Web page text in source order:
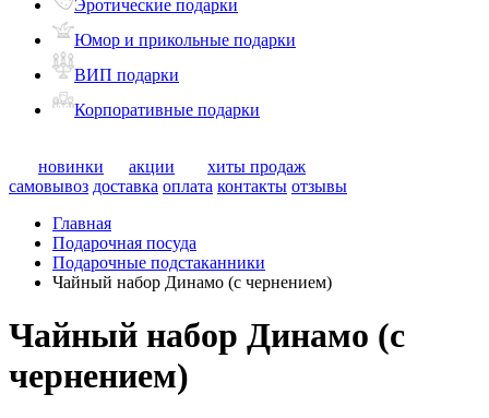
Эротические подарки
Юмор и прикольные подарки
ВИП подарки
Корпоративные подарки
новинки акции
хиты продаж
самовывоз доставка оплата контакты отзывы
Главная
Подарочная посуда
Подарочные подстаканники
Чайный набор Динамо (с чернением)
Чайный набор Динамо (с
чернением)